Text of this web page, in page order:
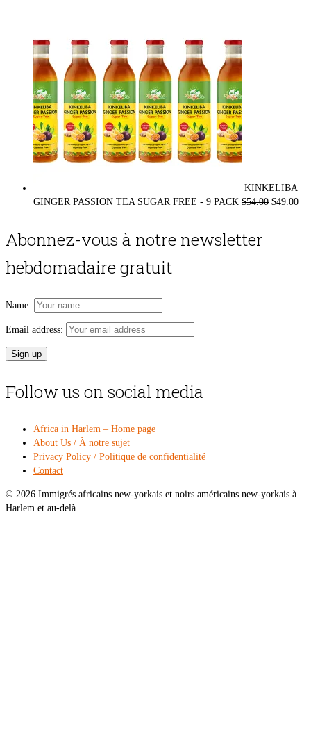
KINKELIBA
GINGER PASSION TEA SUGAR FREE - 9 PACK $54.00 Original
$49.00
Abonnez-vous à notre newsletter
hebdomadaire gratuit
Name:
Email address:
Follow us on social media
Africa in Harlem – Home page
About Us / À notre sujet
Privacy Policy / Politique de confidentialité
Contact
© 2026 Immigrés africains new-yorkais et noirs américains new-yorkais à
Harlem et au-delà